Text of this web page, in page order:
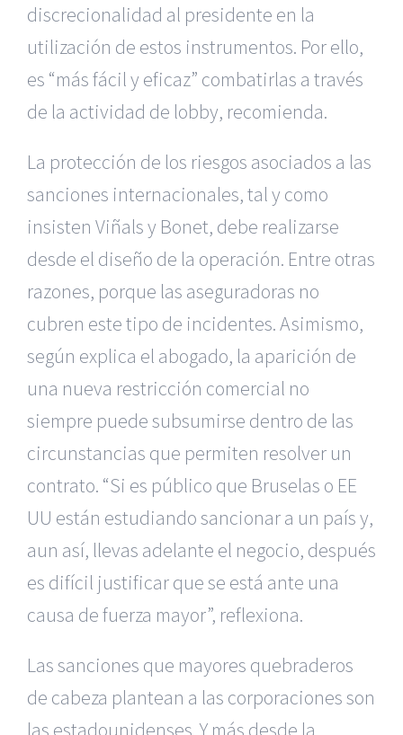
discrecionalidad al presidente en la
utilización de estos instrumentos. Por ello,
es “más fácil y eficaz” combatirlas a través
de la actividad de lobby, recomienda.
La protección de los riesgos asociados a las
sanciones internacionales, tal y como
insisten Viñals y Bonet, debe realizarse
desde el diseño de la operación. Entre otras
razones, porque las aseguradoras no
cubren este tipo de incidentes. Asimismo,
según explica el abogado, la aparición de
una nueva restricción comercial no
siempre puede subsumirse dentro de las
circunstancias que permiten resolver un
contrato. “Si es público que Bruselas o EE
UU están estudiando sancionar a un país y,
aun así, llevas adelante el negocio, después
es difícil justificar que se está ante una
causa de fuerza mayor”, reflexiona.
Las sanciones que mayores quebraderos
de cabeza plantean a las corporaciones son
las estadounidenses. Y más desde la